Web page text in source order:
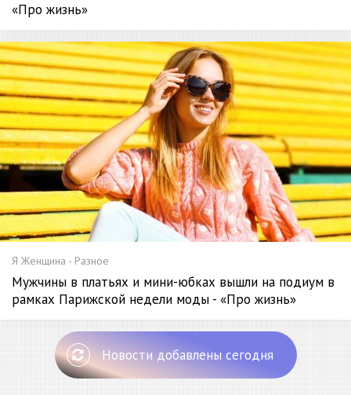
«Про жизнь»
Я Женщина - Разное
Мужчины в платьях и мини-юбках вышли на подиум в
рамках Парижской недели моды - «Про жизнь»
Новости добавлены сегодня